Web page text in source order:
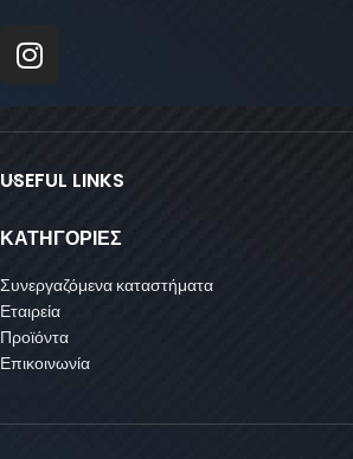
USEFUL LINKS
ΚΑΤΗΓΟΡΙΕΣ
Συνεργαζόμενα καταστήματα
Εταιρεία
Προϊόντα
Επικοινωνία